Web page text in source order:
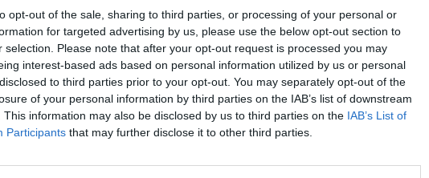
opt-out of the sale, sharing to third parties, or processing of your personal or
for targeted advertising by us, please use the below opt-out section to
selection. Please note that after your opt-out request is processed you may
interest-based ads based on personal information utilized by us or personal
to third parties prior to your opt-out. You may separately opt-out of the
of your personal information by third parties on the IAB’s list of downstream
This information may also be disclosed by us to third parties on the IAB’s List of
Participants that may further disclose it to other third parties.
för deltagande i träningar, matcher eller annan idrottsaktivitet inom klubben:
5-7 år
8-12 år
13 år och äldre
avgift är man medlem och därmed försäkrad via Folksam. Enligt Råsunda IS Stadgar
betald medlem för att få delta på träningar och matcher.
ut via e-mail av Råsunda IS via laget.se/Billogram. Vid frågor kontakta kansliet:
eller 070-883 12 60.